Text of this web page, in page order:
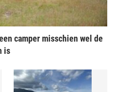
camper misschien wel de
is